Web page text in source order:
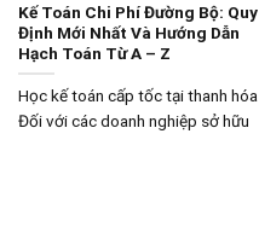
Kế Toán Chi Phí Đường Bộ: Quy
Định Mới Nhất Và Hướng Dẫn
Hạch Toán Từ A – Z
Học kế toán cấp tốc tại thanh hóa
Đối với các doanh nghiệp sở hữu